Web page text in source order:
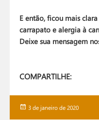
E então, ficou mais
carrapato e alergia à
Deixe sua mensagem
COMPARTILHE:
Publicado
3 de janeiro de 2020